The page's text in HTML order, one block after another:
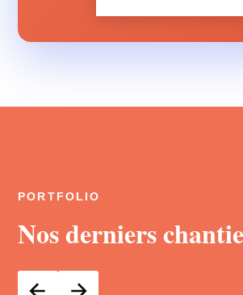
PORTFOLIO
Nos derniers